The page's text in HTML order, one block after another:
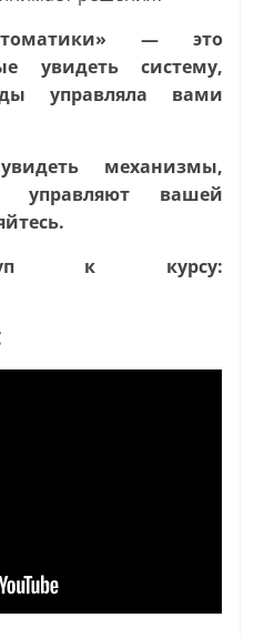
— это
увидеть систему,
управляла вами
механизмы,
управляют вашей
к курсу: